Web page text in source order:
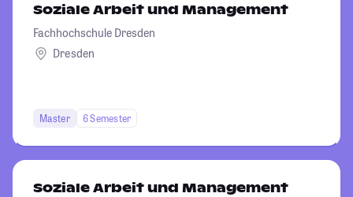
Soziale Arbeit und Management
Fachhochschule Dresden
Dresden
Master 6 Semester
Soziale Arbeit und Management